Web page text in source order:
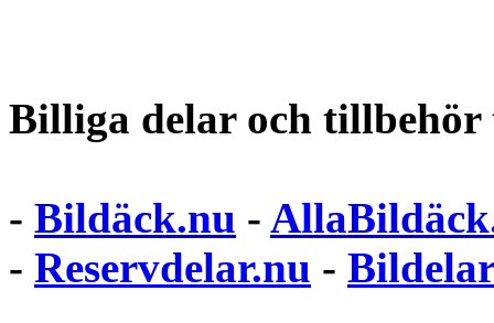
Billiga delar och
- Bildäck.nu -
- Reservdelar.nu - Bildelar